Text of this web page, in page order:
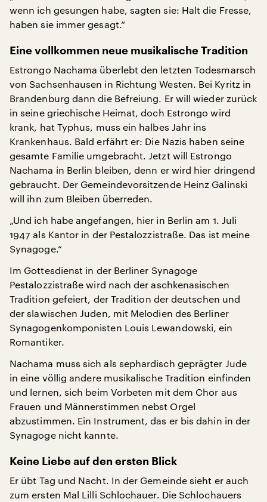
wenn ich gesungen habe, sagten sie: Halt die Fresse,
haben sie immer gesagt.“
Eine vollkommen neue musikalische Tradition
Estrongo Nachama überlebt den letzten Todesmarsch
von Sachsenhausen in Richtung Westen. Bei Kyritz in
Brandenburg dann die Befreiung. Er will wieder zurück
in seine griechische Heimat, doch Estrongo wird
krank, hat Typhus, muss ein halbes Jahr ins
Krankenhaus. Bald erfährt er: Die Nazis haben seine
gesamte Familie umgebracht. Jetzt will Estrongo
Nachama in Berlin bleiben, denn er wird hier dringend
gebraucht. Der Gemeindevorsitzende Heinz Galinski
will ihn zum Bleiben überreden.
„Und ich habe angefangen, hier in Berlin am 1. Juli
1947 als Kantor in der Pestalozzistraße. Das ist meine
Synagoge.“
Im Gottesdienst in der Berliner Synagoge
Pestalozzistraße wird nach der aschkenasischen
Tradition gefeiert, der Tradition der deutschen und
der slawischen Juden, mit Melodien des Berliner
Synagogenkomponisten Louis Lewandowski, ein
Romantiker.
Nachama muss sich als sephardisch geprägter Jude
in eine völlig andere musikalische Tradition einfinden
und lernen, sich beim Vorbeten mit dem Chor aus
Frauen und Männerstimmen nebst Orgel
abzustimmen. Ein Instrument, das er bis dahin in der
Synagoge nicht kannte.
Keine Liebe auf den ersten Blick
Er übt Tag und Nacht. In der Gemeinde sieht er auch
zum ersten Mal Lilli Schlochauer. Die Schlochauers